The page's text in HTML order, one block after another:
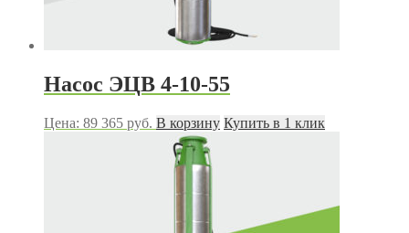
Насос ЭЦВ 4-10-55
Цена: 89 365 руб. В корзину Купить в 1 клик